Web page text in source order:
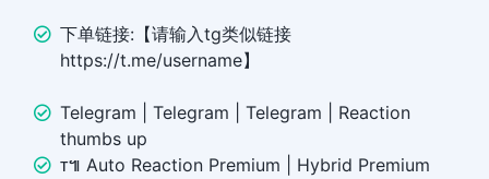
下单链接:【请输入tg类似链接
https://t.me/username】
Telegram | Telegram | Telegram | Reaction
thumbs up
ᴛ៕ Auto Reaction Premium | Hybrid Premium